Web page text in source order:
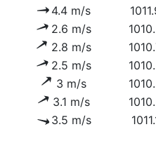
4.4 m/s
2.6 m/s
2.8 m/s
2.5 m/s
3 m/s
3.1 m/s
3.5 m/s